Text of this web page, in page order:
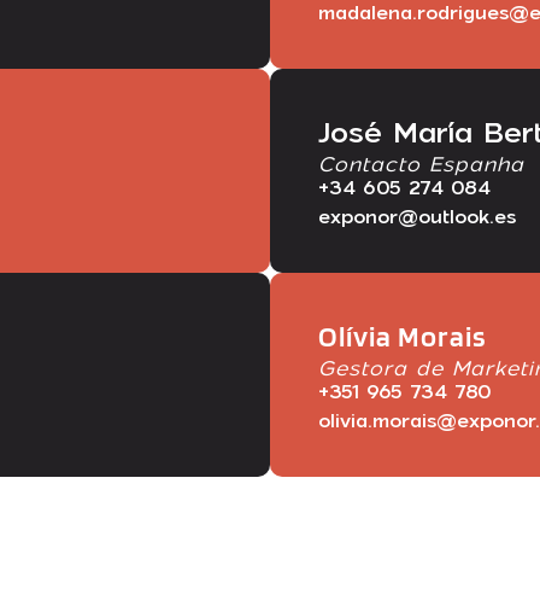
José María
Contacto Espanha
+34 605 274 084
exponor@outlook.es
Olívia Morais
Gestora de
+351 965 734 780